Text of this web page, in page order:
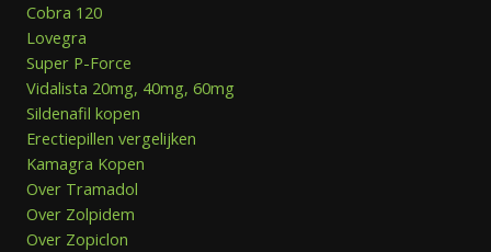
Cobra 120
Lovegra
Super P-Force
Vidalista 20mg, 40mg, 60mg
Sildenafil kopen
Erectiepillen vergelijken
Kamagra Kopen
Over Tramadol
Over Zolpidem
Over Zopiclon